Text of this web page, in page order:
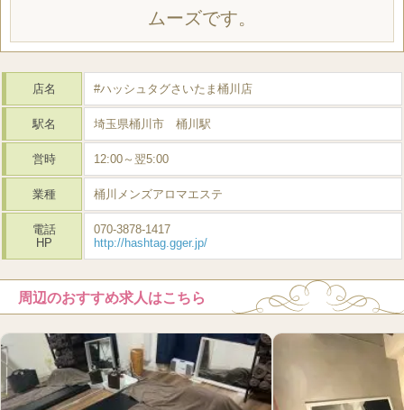
ムーズです。
店名 #ハッシュタグさいたま桶川店
駅名 埼玉県桶川市 桶川駅
営時 12:00～翌5:00
業種 桶川メンズアロマエステ
電話
HP
070-3878-1417
http://hashtag.gger.jp/
周辺のおすすめ求人はこちら